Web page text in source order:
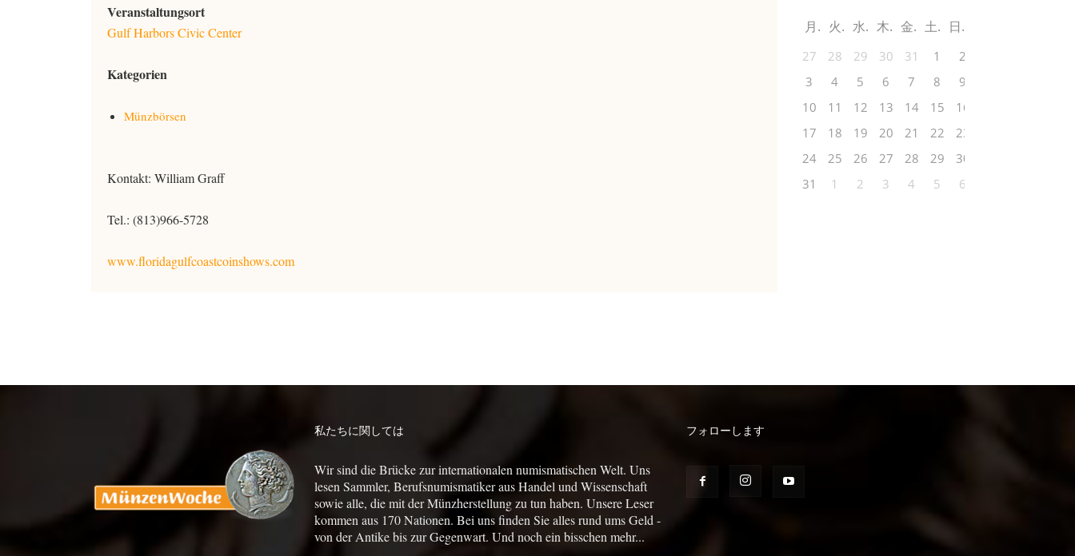
Veranstaltungsort
Gulf Harbors Civic Center
Kategorien
Münzbörsen
Kontakt: William Graff
Tel.: (813)966-5728
www.floridagulfcoastcoinshows.com
月 火 水 木 金 土 日
27 28 29 30 31 1
2
3
4 5 6 7 8
9
10
11 12 13 14 15
16
17
18 19 20 21 22
23
24
25 26 27 28 29
30
31
1 2 3 4 5 6
私たちに関しては
Wir sind die Brücke zur internationalen numismatischen Welt. Uns
lesen Sammler, Berufsnumismatiker aus Handel und Wissenschaft
sowie alle, die mit der Münzherstellung zu tun haben. Unsere Leser
kommen aus 170 Nationen. Bei uns finden Sie alles rund ums Geld -
von der Antike bis zur Gegenwart. Und noch ein bisschen mehr...
フォローします